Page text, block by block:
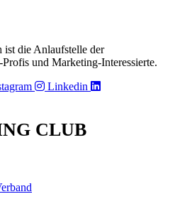
die Anlaufstelle der
und Marketing-Interessierte.
Linkedin
CLUB